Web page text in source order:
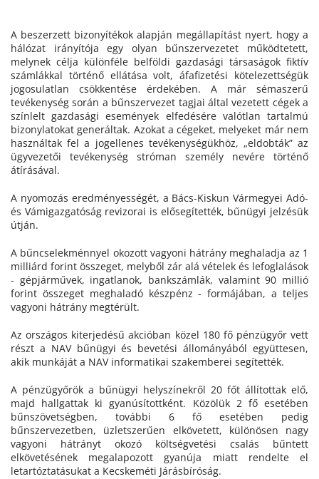
A beszerzett bizonyítékok alapján megállapítást nyert, hogy a
hálózat irányítója egy olyan bűnszervezetet működtetett,
melynek célja különféle belföldi gazdasági társaságok fiktív
számlákkal történő ellátása volt, áfafizetési kötelezettségük
jogosulatlan csökkentése érdekében. A már sémaszerű
tevékenység során a bűnszervezet tagjai által vezetett cégek a
színlelt gazdasági események elfedésére valótlan tartalmú
bizonylatokat generáltak. Azokat a cégeket, melyeket már nem
használtak fel a jogellenes tevékenységükhöz, „eldobták” az
ügyvezetői tevékenység stróman személy nevére történő
átírásával.
A nyomozás eredményességét, a Bács-Kiskun Vármegyei Adó-
és Vámigazgatóság revizorai is elősegítették, bűnügyi jelzésük
útján.
A bűncselekménnyel okozott vagyoni hátrány meghaladja az 1
milliárd forint összeget, melyből zár alá vételek és lefoglalások
- gépjárművek, ingatlanok, bankszámlák, valamint 90 millió
forint összeget meghaladó készpénz - formájában, a teljes
vagyoni hátrány megtérült.
Az országos kiterjedésű akcióban közel 180 fő pénzügyőr vett
részt a NAV bűnügyi és bevetési állományából együttesen,
akik munkáját a NAV informatikai szakemberei segítették.
A pénzügyőrök a bűnügyi helyszínekről 20 főt állítottak elő,
majd hallgattak ki gyanúsítottként. Közölük 2 fő esetében
bűnszövetségben, további 6 fő esetében pedig
bűnszervezetben, üzletszerűen elkövetett, különösen nagy
vagyoni hátrányt okozó költségvetési csalás bűntett
elkövetésének megalapozott gyanúja miatt rendelte el
letartóztatásukat a Kecskeméti Járásbíróság.